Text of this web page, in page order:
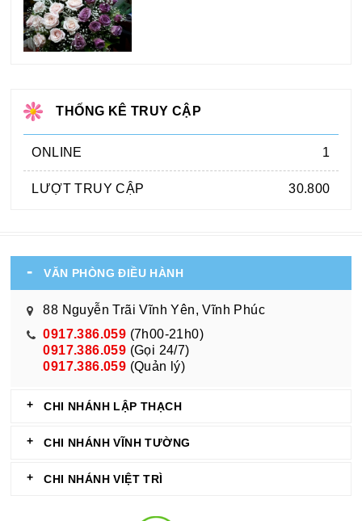
THỐNG KÊ TRUY CẬP
ONLINE 1
LƯỢT TRUY CẬP 30.800
VĂN PHÒNG ĐIỀU HÀNH
88 Nguyễn Trãi Vĩnh Yên, Vĩnh Phúc
0917.386.059 (7h00-21h0)
0917.386.059 (Gọi 24/7)
0917.386.059 (Quản lý)
CHI NHÁNH LẬP THẠCH
CHI NHÁNH VĨNH TƯỜNG
CHI NHÁNH VIỆT TRÌ